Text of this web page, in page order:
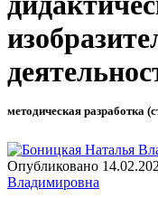
методическая разработка
Опубликовано
Владимировна